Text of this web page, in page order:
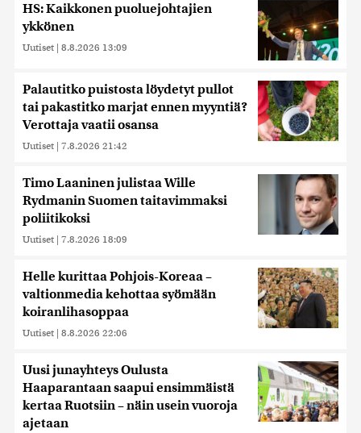
HS: Kaikkonen puoluejohtajien
ykkönen
Uutiset | 8.8.2026 13:09
Palautitko puistosta löydetyt pullot
tai pakastitko marjat ennen myyntiä?
Verottaja vaatii osansa
Uutiset | 7.8.2026 21:42
Timo Laaninen julistaa Wille
Rydmanin Suomen taitavimmaksi
poliitikoksi
Uutiset | 7.8.2026 18:09
Helle kurittaa Pohjois-Koreaa –
valtionmedia kehottaa syömään
koiranlihasoppaa
Uutiset | 8.8.2026 22:06
Uusi junayhteys Oulusta
Haaparantaan saapui ensimmäistä
kertaa Ruotsiin – näin usein vuoroja
ajetaan